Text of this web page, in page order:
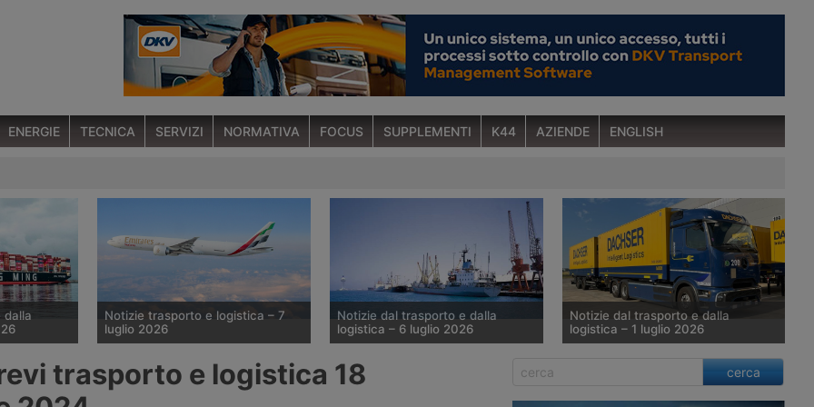
ENERGIE TECNICA SERVIZI NORMATIVA FOCUS SUPPLEMENTI K44 AZIENDE ENGLISH
dalla
Notizie trasporto e logistica – 7
luglio 2026
B777-300ER – Ceva cresce in Cina –
Fesco avvia treno Cina-Asia
Notizie dal trasporto e dalla
logistica – 6 luglio 2026
Evergreen amplia la flotta container
Notizie dal trasporto e dalla
logistica – 1 luglio 2026
Dachser amplia il trasporto elettrico –
Fortidia acquisisce Wing – Logistica
trasporto e logistica 18
cerca